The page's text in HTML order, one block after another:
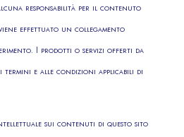
responsabilità per il contenuto
effettuato un collegamento
I prodotti o servizi offerti da
e alle condizioni applicabili di
sui contenuti di questo sito